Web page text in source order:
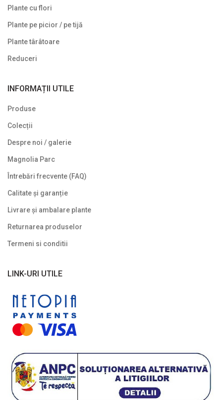
Plante cu flori
Plante pe picior / pe tijă
Plante târâtoare
Reduceri
INFORMAȚII UTILE
Produse
Colecții
Despre noi / galerie
Magnolia Parc
Întrebări frecvente (FAQ)
Calitate și garanție
Livrare și ambalare plante
Returnarea produselor
Termeni si conditii
LINK-URI UTILE